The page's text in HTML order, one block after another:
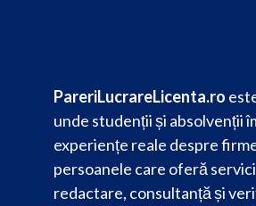
PareriLucrareLicenta.ro
unde studenții și absolvenții
experiențe reale despre
persoanele care oferă
redactare, consultanță și